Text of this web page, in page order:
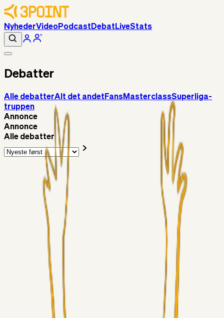
NyhederVideoPodcast Debat LiveStats
Debatter
Alle debatterAlt det andet FansMasterclassSuperliga-
truppen
Annonce
Annonce
Alle debatter
Alt det andet
RasmusStephansen
Brøndby´s Nye Hold – Oprustningen Er Markant……!
Superliga-truppen
Sorteslyngel
22 timer siden
Så gælder det Horsens
Alt det andet
3Point_Udviklere
3Point hjemmeside opdateringer - August
Chrisdinho88
06. aug. 2026
Horsens - Brøndby billet